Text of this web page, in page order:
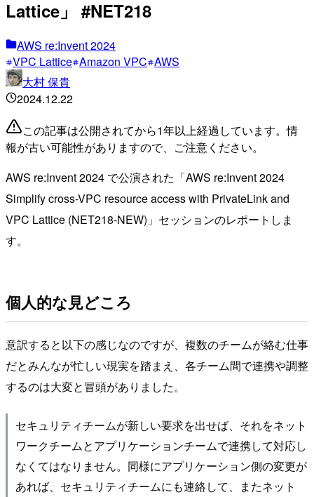
Lattice」 #NET218
AWS re:Invent 2024
VPC Lattice Amazon VPC AWS
大村 保貴
2024.12.22
この記事は公開されてから1年以上経過しています。情
報が古い可能性がありますので、ご注意ください。
AWS re:Invent 2024 で公演された「AWS re:Invent 2024
Simplify cross-VPC resource access with PrivateLink and
VPC Lattice (NET218-NEW)」セッションのレポートしま
す。
個人的な見どころ
意訳すると以下の感じなのですが、複数のチームが絡む仕事
だとみんなが忙しい現実を踏まえ、各チーム間で連携や調整
するのは大変と冒頭がありました。
セキュリティチームが新しい要求を出せば、それをネット
ワークチームとアプリケーションチームで連携して対応し
なくてはなりません。同様にアプリケーション側の変更が
あれば、セキュリティチームにも連絡して、またネット